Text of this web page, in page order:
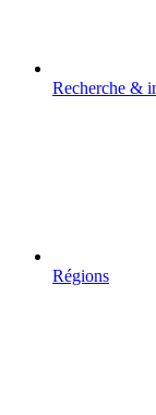
Recherche &
Régions